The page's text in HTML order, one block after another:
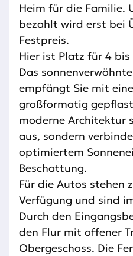
Heim für die Familie.
bezahlt wird erst bei
Festpreis.
Hier ist Platz für 4 bis
Das
empfängt Sie mit
großformatig
moderne Architektur
aus, sondern
optimiertem
Beschattung.
Für die Autos stehen
Verfügung und sind
Durch den
den Flur mit offener
Obergeschoss. Die